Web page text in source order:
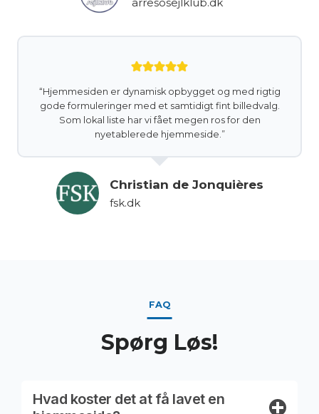
“Hjemmesiden er dynamisk opbygget og med rigtig
gode formuleringer med et samtidigt fint billedvalg.
Som lokal liste har vi fået megen ros for den
nyetablerede hjemmeside.”
Christian de Jonquières
fsk.dk
FAQ
Spørg Løs!
Hvad koster det at få lavet en